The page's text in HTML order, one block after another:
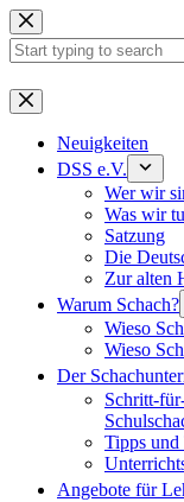
Keine
Ergebnisse
Neuigkeiten
DSS e.V.
Wer wir
Was wir
Satzung
Die
Zur alten
Warum Schach?
Wieso
Wieso
Der
Schritt-
Tipps und
Angebote für